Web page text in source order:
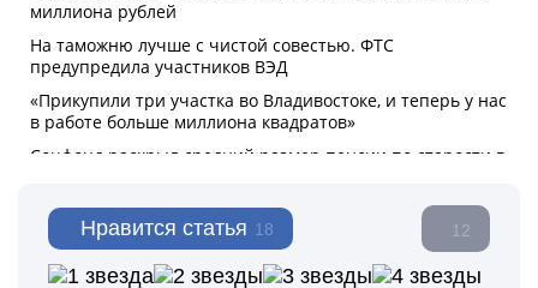
Нравится статья 18 12